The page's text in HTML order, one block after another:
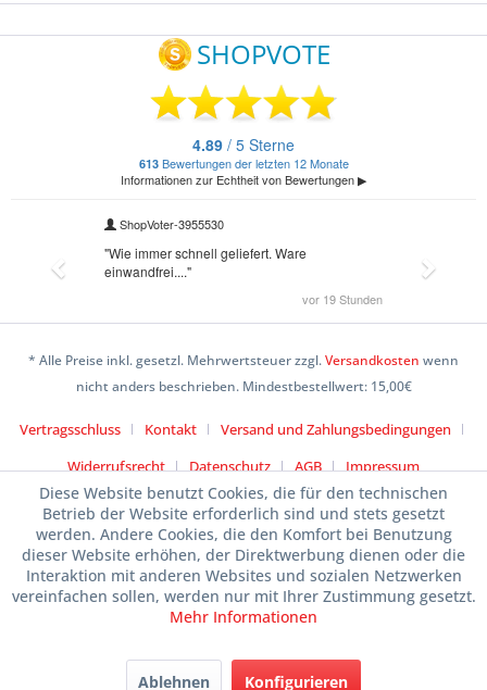
* Alle Preise inkl. gesetzl. Mehrwertsteuer zzgl.Versandkosten wenn
nicht anders beschrieben. Mindestbestellwert: 15,00€
Vertragsschluss Kontakt
Versand und Zahlungsbedingungen
Widerrufsrecht
Datenschutz AGB Impressum
Diese Website benutzt Cookies, die für den technischen
Betrieb der Website erforderlich sind und stets gesetzt
werden. Andere Cookies, die den Komfort bei Benutzung
dieser Website erhöhen, der Direktwerbung dienen oder die
Interaktion mit anderen Websites und sozialen Netzwerken
vereinfachen sollen, werden nur mit Ihrer Zustimmung gesetzt.
Mehr Informationen
Ablehnen Konfigurieren